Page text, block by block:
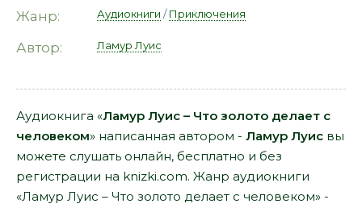
Жанр:
Аудиокниги /Приключения
Автор: Ламур Луис
Аудиокнига «Ламур Луис – Что золото делает с
человеком» написанная автором - Ламур Луис вы
можете слушать онлайн, бесплатно и без
регистрации на knizki.com. Жанр аудиокниги
«Ламур Луис – Что золото делает с человеком» -